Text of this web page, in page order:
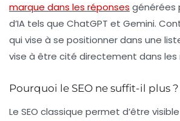
marque dans les réponses générées
d’IA tels que ChatGPT et Gemini.
qui vise à se positionner dans une liste
vise à être cité directement dans les
Pourquoi le SEO ne suffit-il plus ?
Le SEO classique permet d’être